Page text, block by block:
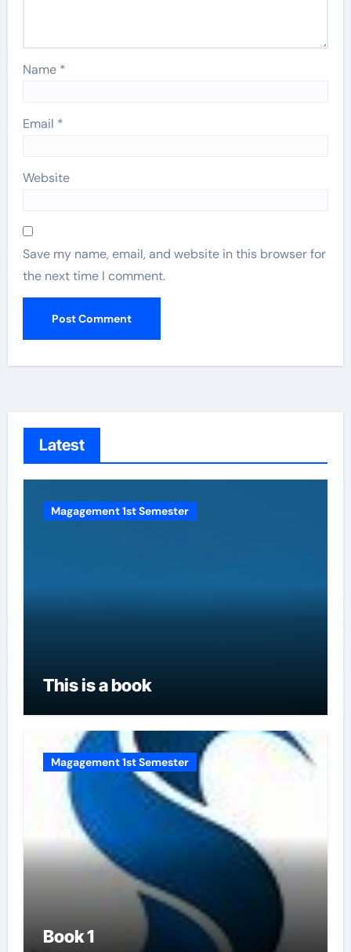
Name *
Email *
Website
Save my name, email, and website in this browser for
the next time I comment.
Latest
Magagement 1st Semester
This is a book
Magagement 1st Semester
Book 1